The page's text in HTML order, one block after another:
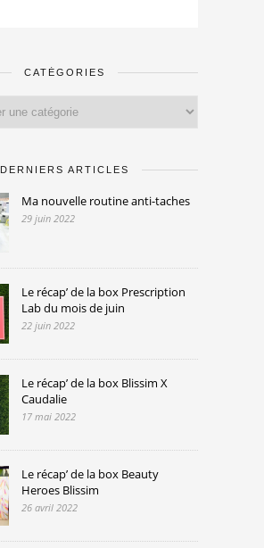
CATÉGORIES
DERNIERS ARTICLES
Ma nouvelle routine anti-taches
29 juin 2022
Le récap’ de la box Prescription
Lab du mois de juin
22 juin 2022
Le récap’ de la box Blissim X
Caudalie
17 mai 2022
Le récap’ de la box Beauty
Heroes Blissim
26 avril 2022